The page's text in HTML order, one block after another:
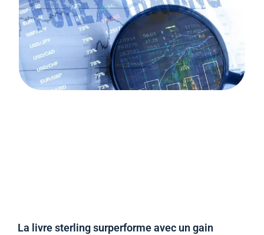
La livre sterling surperforme avec un gain